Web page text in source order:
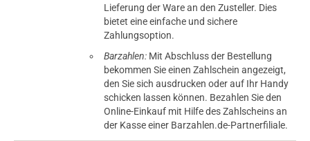
Lieferung der Ware an den Zusteller. Dies
bietet eine einfache und sichere
Zahlungsoption.
Barzahlen: Mit Abschluss der Bestellung
bekommen Sie einen Zahlschein angezeigt,
den Sie sich ausdrucken oder auf Ihr Handy
schicken lassen können. Bezahlen Sie den
Online-Einkauf mit Hilfe des Zahlscheins an
der Kasse einer Barzahlen.de-Partnerfiliale.